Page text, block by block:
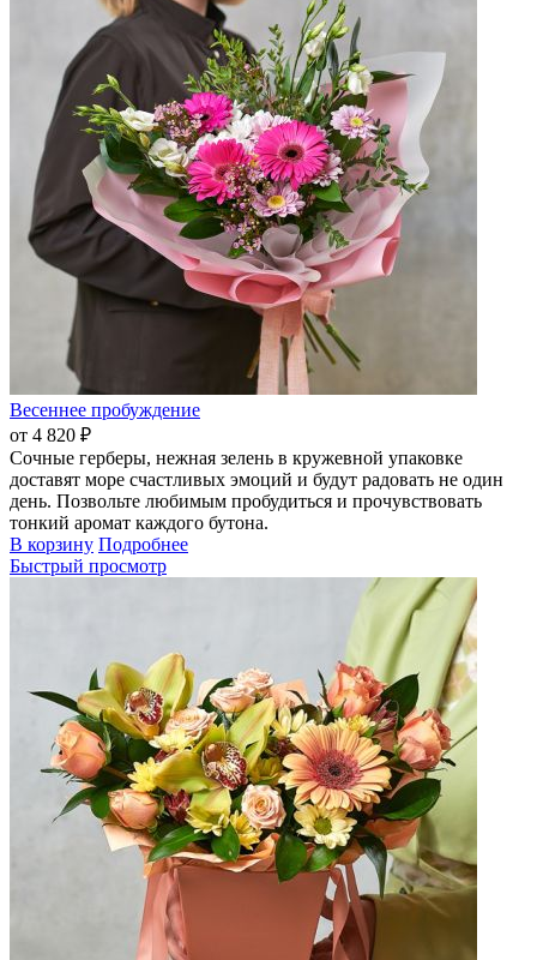
Весеннее пробуждение
от 4 820 ₽
Сочные герберы, нежная зелень в кружевной упаковке
доставят море счастливых эмоций и будут радовать не один
день. Позвольте любимым пробудиться и прочувствовать
тонкий аромат каждого бутона.
В корзину Подробнее
Быстрый просмотр